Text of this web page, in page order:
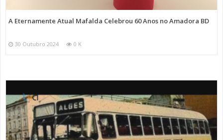
A Eternamente Atual Mafalda Celebrou 60 Anos no Amadora BD
30 Outubro 2024 0 K